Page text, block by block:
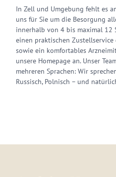
In Zell und Umgebung fehlt es
uns für Sie um die Besorgung
innerhalb von 4 bis maximal 12
einen praktischen
sowie ein komfortables
unsere Homepage an. Unser
mehreren Sprachen: Wir
Russisch, Polnisch – und